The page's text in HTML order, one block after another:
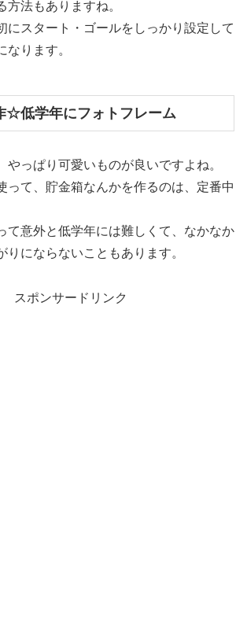
方法もありますね。
にスタート・ゴールをしっかり設定して
なります。
☆低学年にフォトフレーム
やっぱり可愛いものが良いですよね。
って、貯金箱なんかを作るのは、定番中
て意外と低学年には難しくて、なかなか
りにならないこともあります。
スポンサードリンク